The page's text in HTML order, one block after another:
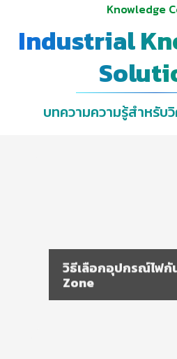
Knowledge
Industrial
บทความความรู้สำหรับ
วิธีเลือกอุปกรณ์ไฟกั
Zone